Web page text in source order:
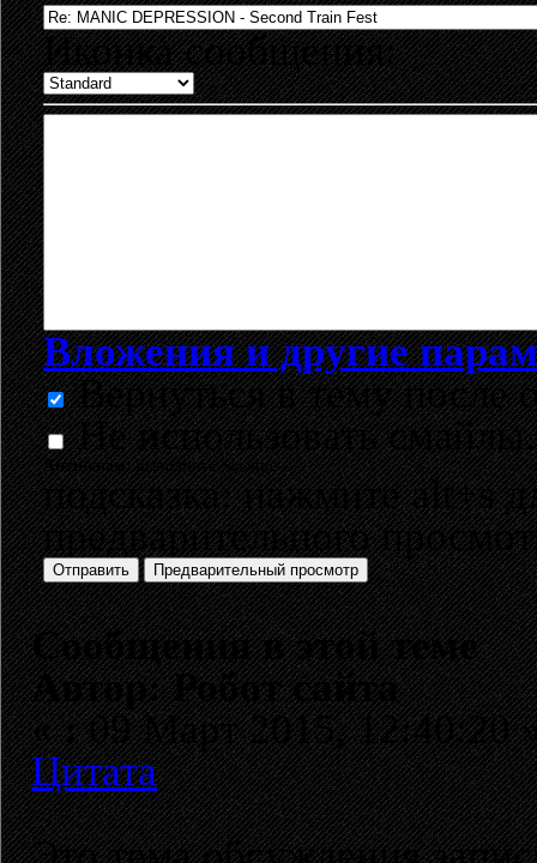
Иконка сообщения:
Вложения и другие
Вернуться в тему после
Не использовать смайлы.
Анти-спам:выполните задание
подсказка: нажмите alt+s
предварительного
Сообщения в этой теме
Автор: Робот сайта
«:09 Март 2015, 12:40:20
Цитата